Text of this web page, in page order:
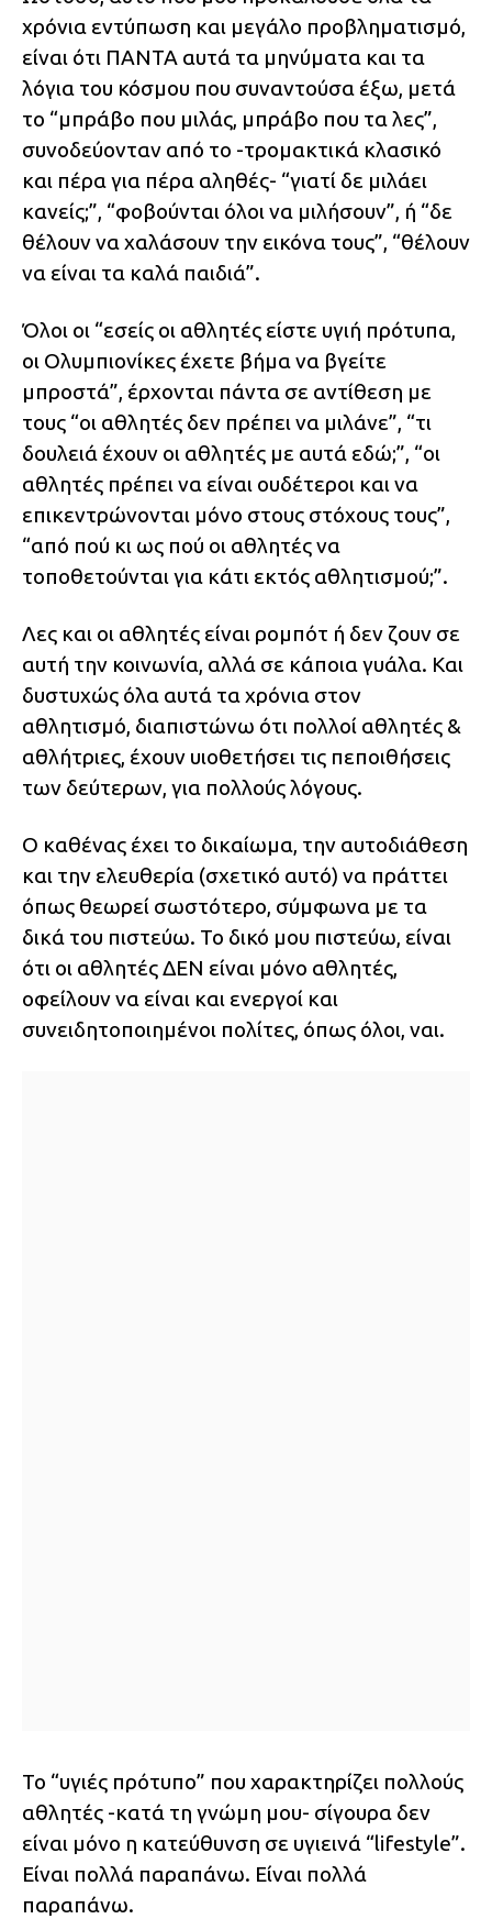
χρόνια εντύπωση και μεγάλο προβληματισμό,
είναι ότι ΠΑΝΤΑ αυτά τα μηνύματα και τα
λόγια του κόσμου που συναντούσα έξω, μετά
το “μπράβο που μιλάς, μπράβο που τα λες”,
συνοδεύονταν από το -τρομακτικά κλασικό
και πέρα για πέρα αληθές- “γιατί δε μιλάει
κανείς;”, “φοβούνται όλοι να μιλήσουν”, ή “δε
θέλουν να χαλάσουν την εικόνα τους”, “θέλουν
να είναι τα καλά παιδιά”.
Όλοι οι “εσείς οι αθλητές είστε υγιή πρότυπα,
οι Ολυμπιονίκες έχετε βήμα να βγείτε
μπροστά”, έρχονται πάντα σε αντίθεση με
τους “οι αθλητές δεν πρέπει να μιλάνε”, “τι
δουλειά έχουν οι αθλητές με αυτά εδώ;”, “οι
αθλητές πρέπει να είναι ουδέτεροι και να
επικεντρώνονται μόνο στους στόχους τους”,
“από πού κι ως πού οι αθλητές να
τοποθετούνται για κάτι εκτός αθλητισμού;”.
Λες και οι αθλητές είναι ρομπότ ή δεν ζουν σε
αυτή την κοινωνία, αλλά σε κάποια γυάλα. Και
δυστυχώς όλα αυτά τα χρόνια στον
αθλητισμό, διαπιστώνω ότι πολλοί αθλητές &
αθλήτριες, έχουν υιοθετήσει τις πεποιθήσεις
των δεύτερων, για πολλούς λόγους.
Ο καθένας έχει το δικαίωμα, την αυτοδιάθεση
και την ελευθερία (σχετικό αυτό) να πράττει
όπως θεωρεί σωστότερο, σύμφωνα με τα
δικά του πιστεύω. Το δικό μου πιστεύω, είναι
ότι οι αθλητές ΔΕΝ είναι μόνο αθλητές,
οφείλουν να είναι και ενεργοί και
συνειδητοποιημένοι πολίτες, όπως όλοι, ναι.
Το “υγιές πρότυπο” που χαρακτηρίζει πολλούς
αθλητές -κατά τη γνώμη μου- σίγουρα δεν
είναι μόνο η κατεύθυνση σε υγιεινά “lifestyle”.
Είναι πολλά παραπάνω. Είναι πολλά
παραπάνω.